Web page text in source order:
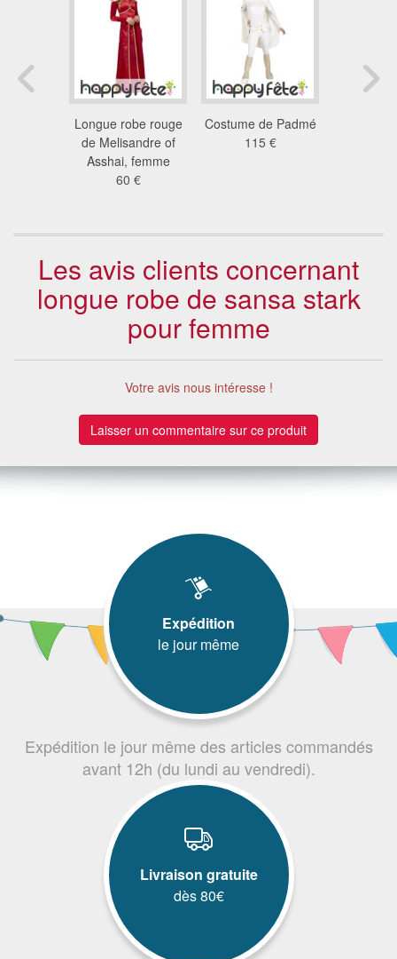
Longue robe rouge
de Melisandre of
Asshai, femme
60 €
Costume de Padmé
115 €
Les avis clients concernant
longue robe de sansa stark
pour femme
Votre avis nous intéresse !
Laisser un commentaire sur ce produit
Expédition
le jour même
Expédition le jour même des articles commandés
avant 12h (du lundi au vendredi).
Livraison gratuite
dès 80€